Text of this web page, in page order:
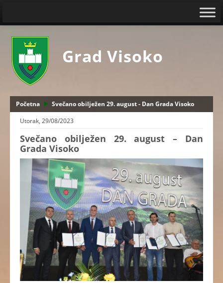
Grad Visoko
Početna
Svečano obilježen 29. august - Dan Grada Visoko
Utorak, 29/08/2023
Svečano obilježen 29. august – Dan
Grada Visoko